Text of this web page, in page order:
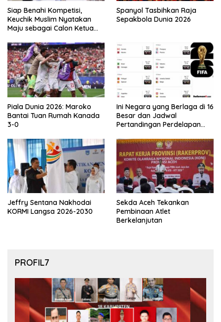
Siap Benahi Kompetisi,
Keuchik Muslim Nyatakan
Maju sebagai Calon Ketua
Spanyol Tasbihkan Raja
Sepakbola Dunia 2026
Piala Dunia 2026: Maroko
Bantai Tuan Rumah Kanada
3-0
Ini Negara yang Berlaga di 16
Besar dan Jadwal
Pertandingan Perdelapan
Jeffry Sentana Nakhodai
KORMI Langsa 2026-2030
Sekda Aceh Tekankan
Pembinaan Atlet
Berkelanjutan
PROFIL7